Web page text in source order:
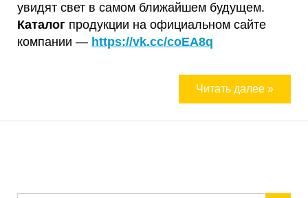
увидят свет в самом ближайшем будущем.
Каталог продукции на официальном сайте
компании — https://vk.cc/coEA8q
Читать далее »